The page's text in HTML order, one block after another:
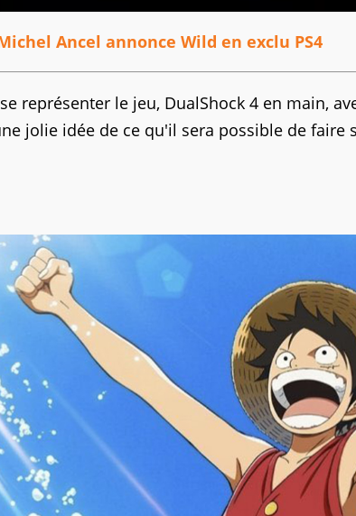
Ancel annonce Wild en exclu PS4
représenter le jeu, DualShock 4 en main,
jolie idée de ce qu'il sera possible de faire